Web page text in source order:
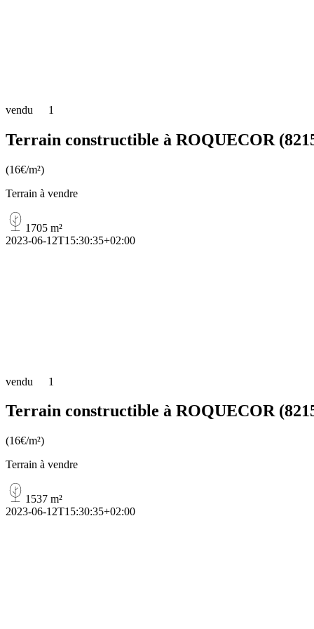
vendu 1
Terrain constructible à ROQUECOR
(16€/m²)
Terrain à vendre
1705 m²
2023-06-12T15:30:35+02:00
vendu 1
Terrain constructible à ROQUECOR
(16€/m²)
Terrain à vendre
1537 m²
2023-06-12T15:30:35+02:00